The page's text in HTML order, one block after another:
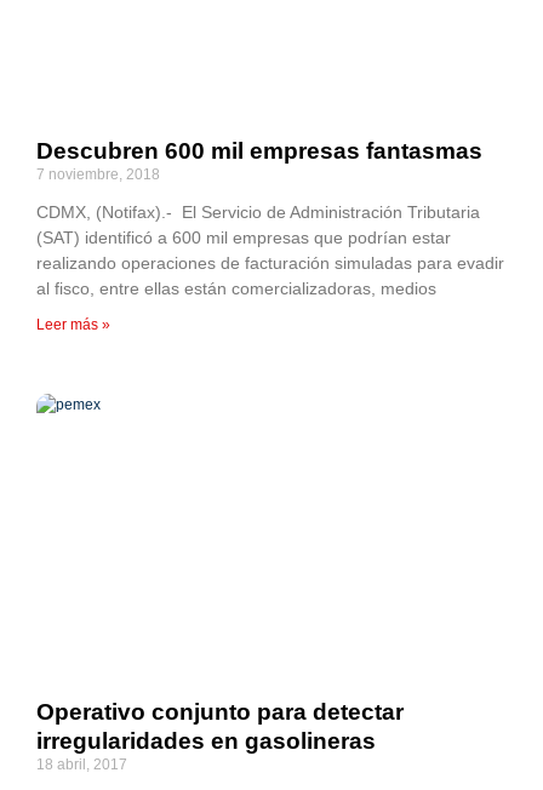
Descubren 600 mil empresas fantasmas
7 noviembre, 2018
CDMX, (Notifax).- El Servicio de Administración Tributaria
(SAT) identificó a 600 mil empresas que podrían estar
realizando operaciones de facturación simuladas para evadir
al fisco, entre ellas están comercializadoras, medios
Leer más »
Operativo conjunto para detectar
irregularidades en gasolineras
18 abril, 2017